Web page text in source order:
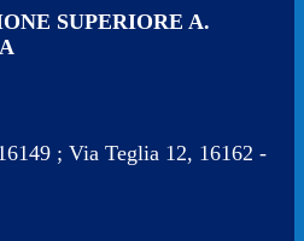
SUPERIORE A.
; Via Teglia 12, 16162 -